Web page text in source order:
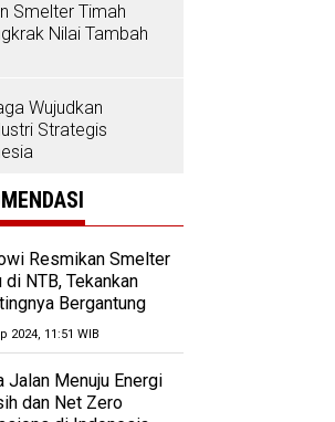
Smelter Timah
Nilai Tambah
Wujudkan
Strategis
Resmikan Smelter
di NTB, Tekankan
Bergantung
Produksi
2024, 11:51 WIB
Jalan Menuju Energi
dan Net Zero